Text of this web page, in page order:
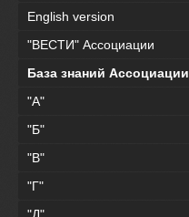
English version
"ВЕСТИ" Ассоциации
База знаний Ассоциации
"А"
"Б"
"В"
"Г"